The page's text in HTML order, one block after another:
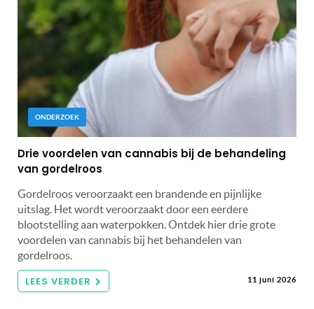
ONDERZOEK
Drie voordelen van cannabis bij de behandeling
van gordelroos
Gordelroos veroorzaakt een brandende en pijnlijke
uitslag. Het wordt veroorzaakt door een eerdere
blootstelling aan waterpokken. Ontdek hier drie grote
voordelen van cannabis bij het behandelen van
gordelroos.
LEES VERDER 11 juni 2026